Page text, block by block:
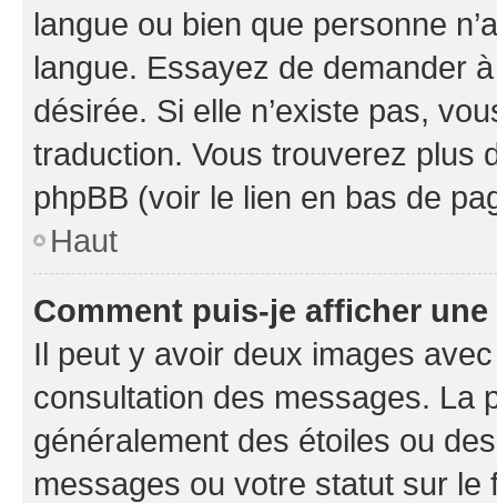
langue ou bien que personne
langue. Essayez de demander
désirée. Si elle n’existe pas,
traduction. Vous trouverez plus
phpBB (voir le lien en bas de
Haut
Comment puis-je afficher
Il peut y avoir deux images
consultation des messages. La
généralement des étoiles ou
messages ou votre statut sur